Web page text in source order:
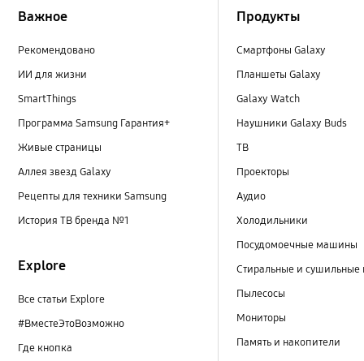
Важное
Рекомендовано
ИИ для жизни
SmartThings
Программа Samsung Гарантия+
Живые страницы
Аллея звезд Galaxy
Рецепты для техники Samsung
История ТВ бренда №1
Explore
Все статьи Explore
#ВместеЭтоВозможно
Где кнопка
Продукты
Смартфоны Galaxy
Планшеты Galaxy
Galaxy Watch
Наушники Galaxy Buds
ТВ
Проекторы
Аудио
Холодильники
Посудомоечные машины
Стиральные и
Пылесосы
Мониторы
Память и накопители